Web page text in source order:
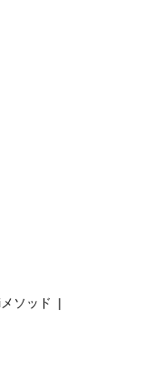
ソッド